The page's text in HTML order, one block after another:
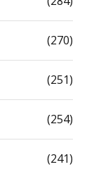
(270)
(251)
(254)
(241)